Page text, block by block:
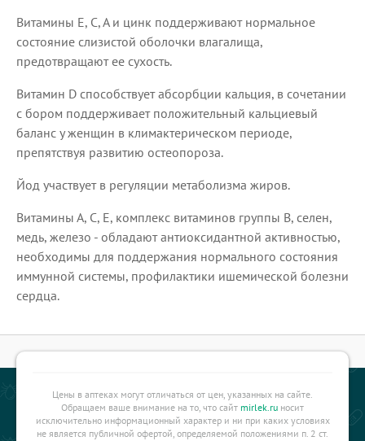
Витамины Е, С, А и цинк поддерживают нормальное
состояние слизистой оболочки влагалища,
предотвращают ее сухость.
Витамин D способствует абсорбции кальция, в сочетании
с бором поддерживает положительный кальциевый
баланс у женщин в климактерическом периоде,
препятствуя развитию остеопороза.
Йод участвует в регуляции метаболизма жиров.
Витамины А, С, Е, комплекс витаминов группы В, селен,
медь, железо - обладают антиоксидантной активностью,
необходимы для поддержания нормального состояния
иммунной системы, профилактики ишемической болезни
сердца.
Цены в аптеках могут отличаться от цен, указанных на сайте.
Обращаем ваше внимание на то, что сайт mirlek.ru носит
исключительно информационный характер и ни при каких условиях
не является публичной офертой, определяемой положениями п. 2 ст.